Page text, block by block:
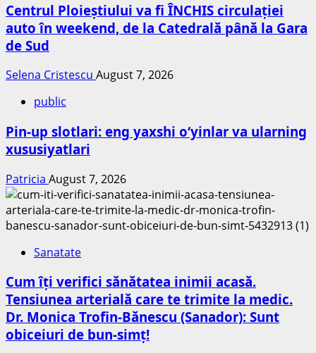
Centrul Ploieștiului va fi ÎNCHIS circulației
auto în weekend, de la Catedrală până la Gara
de Sud
Selena Cristescu August 7, 2026
public
Pin-up slotlari: eng yaxshi o‘yinlar va ularning
xususiyatlari
Patricia August 7, 2026
Sanatate
Cum îți verifici sănătatea inimii acasă.
Tensiunea arterială care te trimite la medic.
Dr. Monica Trofin-Bănescu (Sanador): Sunt
obiceiuri de bun-simț!